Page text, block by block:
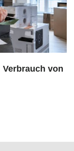
von